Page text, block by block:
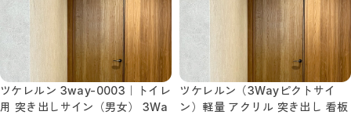
ツケレルン 3way-0003｜トイレ
用 突き出しサイン（男女） 3Wa
ツケレルン（3Wayピクトサイ
ン）軽量 アクリル 突き出し 看板